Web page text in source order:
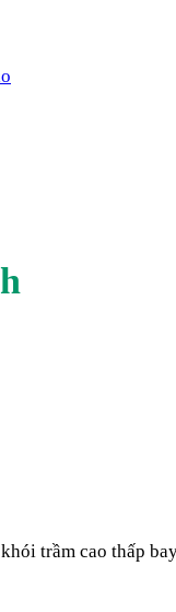
trầm cao thấp